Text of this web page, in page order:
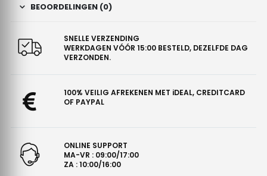
BEOORDELINGEN (0)
SNELLE VERZENDING
WERKDAGEN VÓÓR 15:00 BESTELD, DEZELFDE DAG
VERZONDEN.
100% VEILIG AFREKENEN MET iDEAL, CREDITCARD
OF PAYPAL
ONLINE SUPPORT
MA-VR : 09:00/17:00
ZA : 10:00/16:00